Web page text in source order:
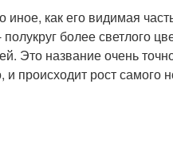
иное, как его видимая
более светлого
Это название очень
происходит рост самого